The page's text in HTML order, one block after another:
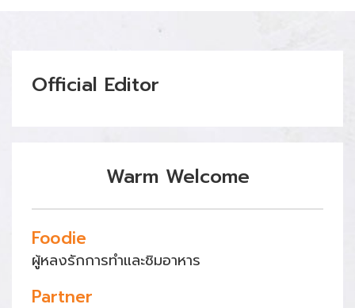
Official Editor
Warm Welcome
Foodie
ผู้หลงรักการทำและชิมอาหาร
Partner